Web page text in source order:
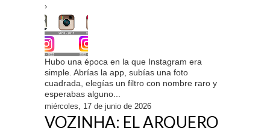
›
Hubo una época en la que Instagram era
simple. Abrías la app, subías una foto
cuadrada, elegías un filtro con nombre raro y
esperabas alguno...
miércoles, 17 de junio de 2026
VOZINHA: EL ARQUERO